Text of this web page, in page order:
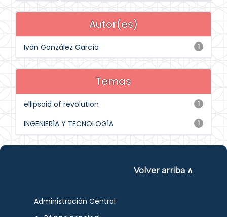
Autor(es)
1
Iván González García
Temas
1
ellipsoid of revolution
1
INGENIERÍA Y TECNOLOGÍA
Volver arriba ∧
Administración Central